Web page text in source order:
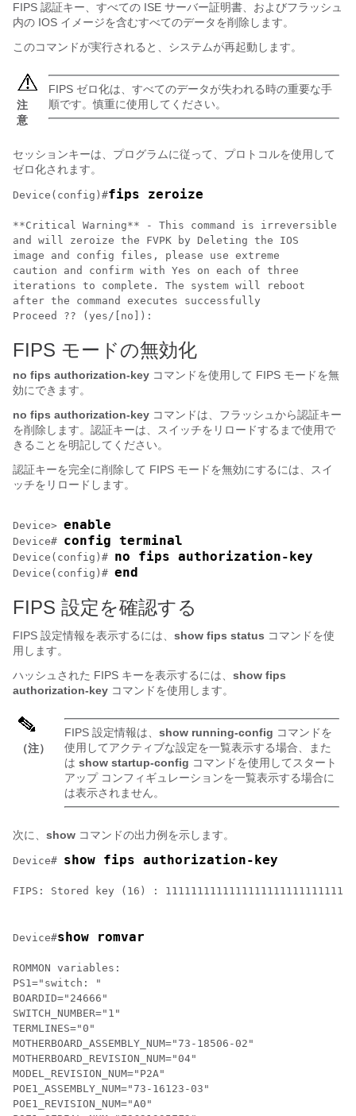
FIPS 認証キー、すべての ISE サーバー証明書、およびフラッシュ
内の IOS イメージを含むすべてのデータを削除します。
このコマンドが実行されると、システムが再起動します。
注
意
FIPS ゼロ化は、すべてのデータが失われる時の重要な手
順です。慎重に使用してください。
セッションキーは、プログラムに従って、プロトコルを使用して
ゼロ化されます。
Device(config)#fips zeroize
**Critical Warning** - This command is irreversible
and will zeroize the FVPK by Deleting the IOS
image and config files, please use extreme
caution and confirm with Yes on each of three
iterations to complete. The system will reboot
after the command executes successfully
Proceed ?? (yes/[no]):
FIPS モードの無効化
no fips authorization-key コマンドを使用して FIPS モードを無
効にできます。
no fips authorization-key コマンドは、フラッシュから認証キー
を削除します。認証キーは、スイッチをリロードするまで使用で
きることを明記してください。
認証キーを完全に削除して FIPS モードを無効にするには、スイ
ッチをリロードします。
Device> enable
Device# config terminal
Device(config)# no fips authorization-key
Device(config)# end
FIPS 設定を確認する
FIPS 設定情報を表示するには、 show fips status コマンドを使
用します。
ハッシュされた FIPS キーを表示するには、 show fips
authorization-key コマンドを使用します。
（注）
FIPS 設定情報は、 show running-config コマンドを
使用してアクティブな設定を一覧表示する場合、また
は show startup-config コマンドを使用してスタート
アップ コンフィギュレーションを一覧表示する場合に
は表示されません。
次に、 show コマンドの出力例を示します。
Device# show fips authorization-key
FIPS: Stored key (16) :
Device#show romvar
ROMMON variables:
PS1="switch: "
BOARDID="24666"
SWITCH_NUMBER="1"
TERMLINES="0"
MOTHERBOARD_ASSEMBLY_NUM="73-18506-02"
MOTHERBOARD_REVISION_NUM="04"
MODEL_REVISION_NUM="P2A"
POE1_ASSEMBLY_NUM="73-16123-03"
POE1_REVISION_NUM="A0"